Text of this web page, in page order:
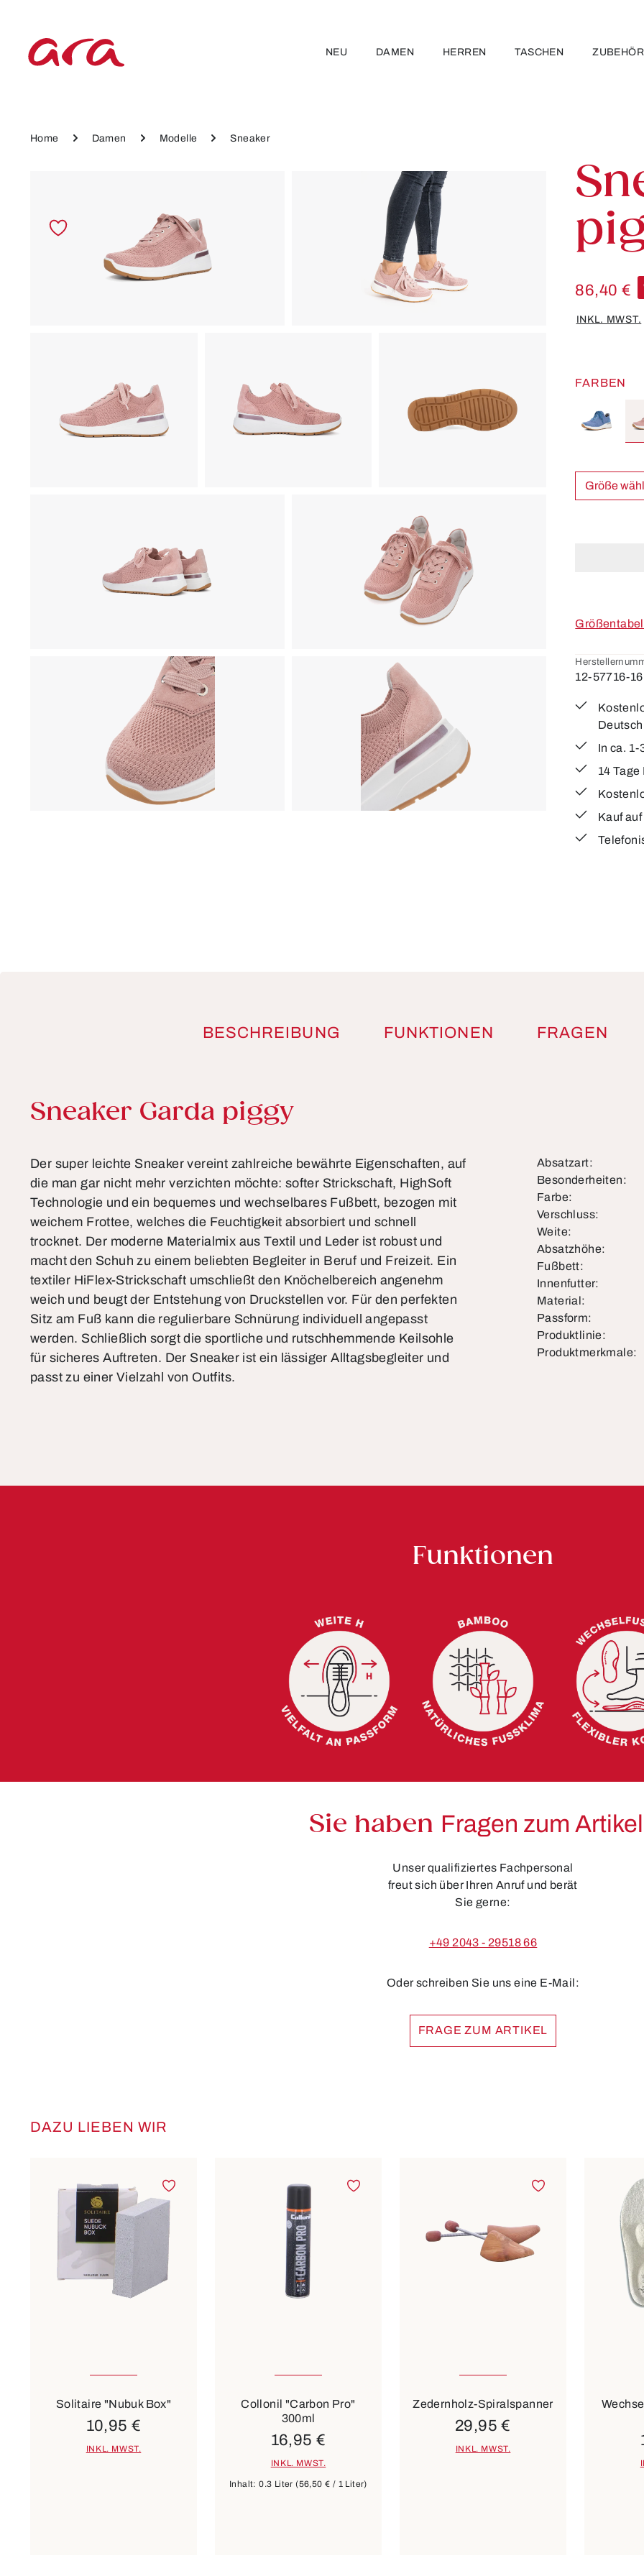
NEU DAMEN HERREN TASCHEN ZUBEHÖR
Home Damen Modelle Sneaker
86,40 €
INKL. MWST.
FARBEN
Größe
12-57716-16
In ca. 1-
14
Kauf
BESCHREIBUNG FUNKTIONEN FRAGEN
Produktinformationen
Sneaker Garda piggy
Der super leichte Sneaker vereint zahlreiche bewährte Eigenschaften, auf
die man gar nicht mehr verzichten möchte: softer Strickschaft, HighSoft
Technologie und ein bequemes und wechselbares Fußbett, bezogen mit
weichem Frottee, welches die Feuchtigkeit absorbiert und schnell
trocknet. Der moderne Materialmix aus Textil und Leder ist robust und
macht den Schuh zu einem beliebten Begleiter in Beruf und Freizeit. Ein
textiler HiFlex-Strickschaft umschließt den Knöchelbereich angenehm
weich und beugt der Entstehung von Druckstellen vor. Für den perfekten
Sitz am Fuß kann die regulierbare Schnürung individuell angepasst
werden. Schließlich sorgt die sportliche und rutschhemmende Keilsohle
für sicheres Auftreten. Der Sneaker ist ein lässiger Alltagsbegleiter und
passt zu einer Vielzahl von Outfits.
Absatzart:
Besonderheiten:
Farbe:
Verschluss:
Weite:
Absatzhöhe:
Fußbett:
Innenfutter:
Material:
Passform:
Produktlinie:
Produktmerkmale:
Funktionen
Sie haben Fragen zum
Unser qualifiziertes Fachpersonal
freut sich über Ihren Anruf und berät
Sie gerne:
+49 2043 - 29518 66
Oder schreiben Sie uns eine E-Mail:
FRAGE ZUM ARTIKEL
Produktgalerie überspringen
DAZU LIEBEN WIR
Solitaire "Nubuk Box"
10,95 €
INKL. MWST.
Collonil "Carbon Pro"
300ml
Inhalt:0.3 Liter(56,50 € / 1 Liter)
16,95 €
INKL. MWST.
Zedernholz-Spiralspanner
29,95 €
INKL. MWST.